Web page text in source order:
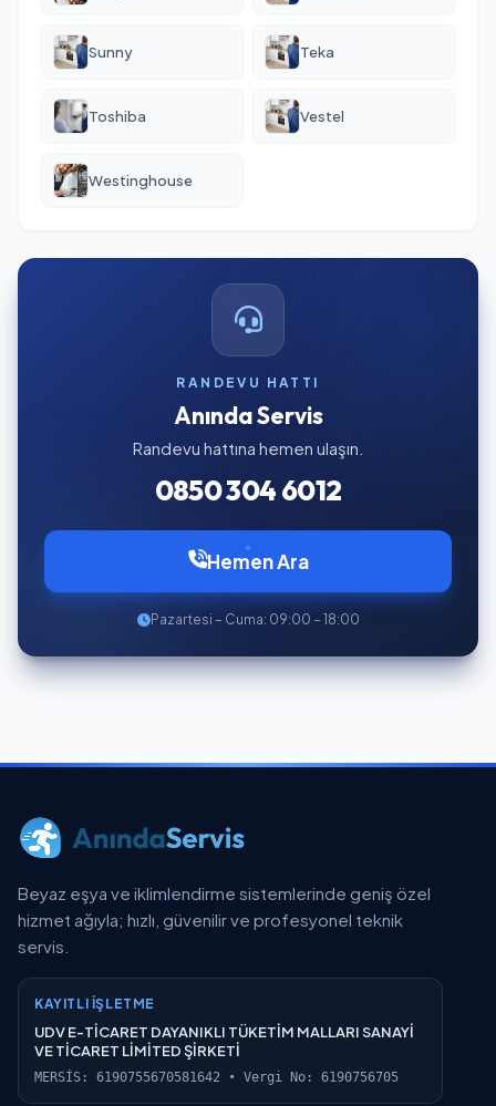
Sunny Teka
Toshiba Vestel
Westinghouse
RANDEVU HATTI
Anında Servis
Randevu hattına hemen ulaşın.
0850 304 6012
Hemen Ara
Pazartesi – Cuma: 09:00 – 18:00
Beyaz eşya ve iklimlendirme sistemlerinde geniş özel
hizmet ağıyla; hızlı, güvenilir ve profesyonel teknik
servis.
KAYITLI İŞLETME
UDV E-TİCARET DAYANIKLI TÜKETİM MALLARI SANAYİ
VE TİCARET LİMİTED ŞİRKETİ
MERSİS: 6190755670581642 • Vergi No: 6190756705